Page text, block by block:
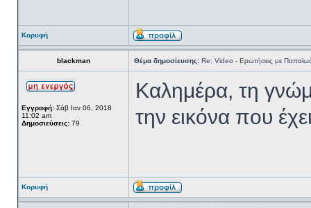
Κορυφή
blackman Θέμα δημοσίευσης: Re: Video - Ερωτήσεις με
Εγγραφή: Σάβ Ιαν 06, 2018
11:02 am
Δημοσιεύσεις: 79
Καλημέρα, τη
την εικόνα που
Κορυφή